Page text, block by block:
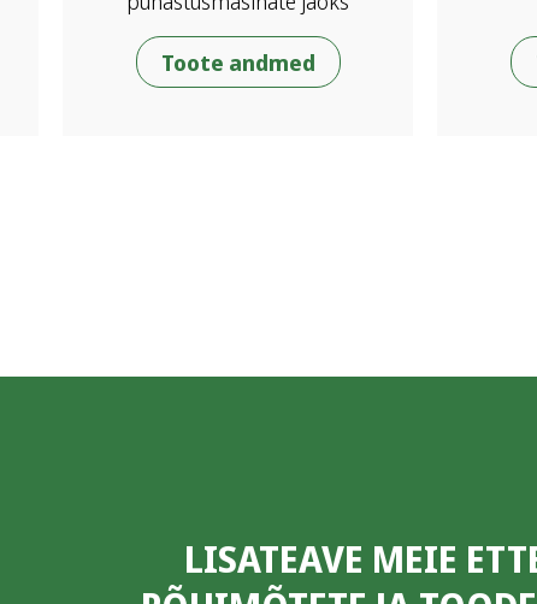
Toote andmed
LISATEAVE MEIE